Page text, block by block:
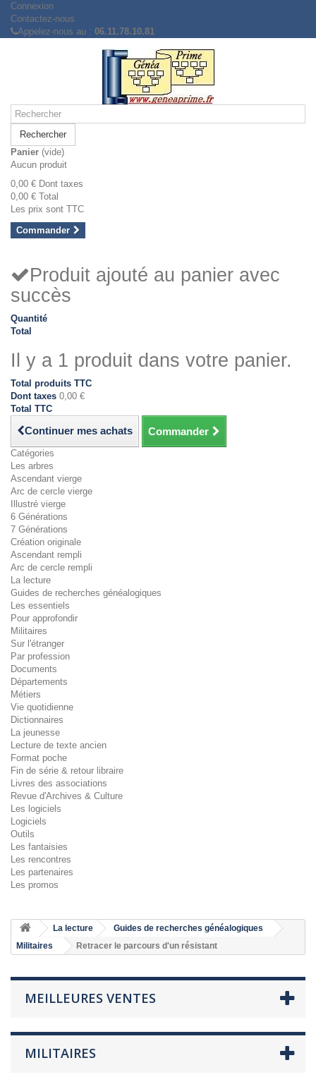
Connexion
Contactez-nous
Appelez-nous au : 06.11.78.10.81
Rechercher
Panier (vide)
Aucun produit
0,00 € Dont taxes
0,00 € Total
Les prix sont TTC
Commander
Produit ajouté au panier avec
succès
Quantité
Total
Il y a 1 produit dans votre panier.
Total produits TTC
Dont taxes 0,00 €
Total TTC
Continuer mes achats Commander
Catégories
Les arbres
Ascendant vierge
Arc de cercle vierge
Illustré vierge
6 Générations
7 Générations
Création originale
Ascendant rempli
Arc de cercle rempli
La lecture
Guides de recherches généalogiques
Les essentiels
Pour approfondir
Militaires
Sur l'étranger
Par profession
Documents
Départements
Métiers
Vie quotidienne
Dictionnaires
La jeunesse
Lecture de texte ancien
Format poche
Fin de série & retour libraire
Livres des associations
Revue d'Archives & Culture
Les logiciels
Logiciels
Outils
Les fantaisies
Les rencontres
Les partenaires
Les promos
La lecture
Guides de recherches généalogiques
Militaires
Retracer le parcours d'un résistant
MEILLEURES VENTES
MILITAIRES